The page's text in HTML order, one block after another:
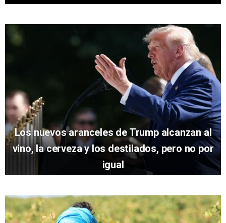
Los nuevos aranceles de Trump alcanzan al
vino, la cerveza y los destilados, pero no por
igual